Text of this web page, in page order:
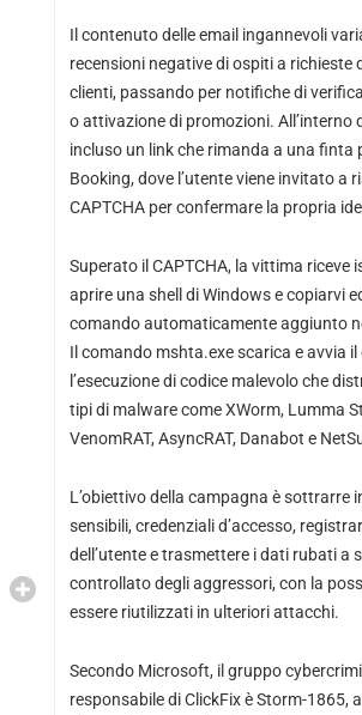
Il contenuto delle email ingannevoli
recensioni negative di ospiti a richieste
clienti, passando per notifiche di
o attivazione di promozioni. All’interno
incluso un link che rimanda a una finta
Booking, dove l’utente viene invitato a
CAPTCHA per confermare la propria
Superato il CAPTCHA, la vittima riceve
aprire una shell di Windows e copiarvi
comando automaticamente aggiunto
Il comando mshta.exe scarica e avvia
l’esecuzione di codice malevolo che
tipi di malware come XWorm, Lumma
VenomRAT, AsyncRAT, Danabot e
L’obiettivo della campagna è sottrarre
sensibili, credenziali d’accesso,
dell’utente e trasmettere i dati rubati a
controllato degli aggressori, con la
essere riutilizzati in ulteriori attacchi.
Secondo Microsoft, il gruppo
responsabile di ClickFix è Storm-1865,